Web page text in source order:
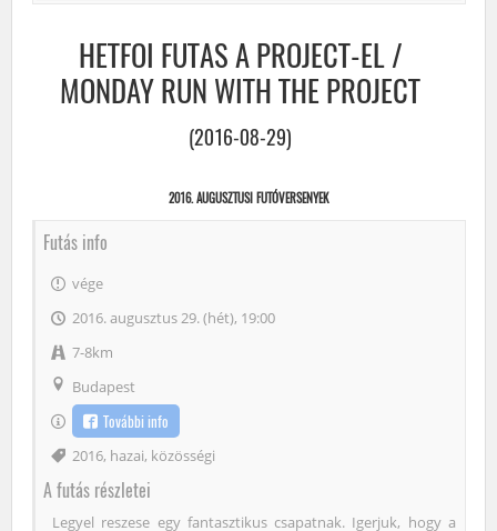
HETFOI FUTAS A PROJECT-EL /
MONDAY RUN WITH THE PROJECT
(2016-08-29)
2016. AUGUSZTUSI FUTÓVERSENYEK
Futás info
vége
2016. augusztus 29. (hét), 19:00
7-8km
Budapest
További info
Címke
2016, hazai, közösségi
A futás részletei
Legyel reszese egy fantasztikus csapatnak. Igerjuk, hogy a